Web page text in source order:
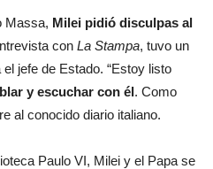
Massa, Milei pidió disculpas al
con La Stampa, tuvo un
jefe de Estado. “Estoy listo
y escuchar con él. Como
al conocido diario italiano.
Paulo VI, Milei y el Papa se